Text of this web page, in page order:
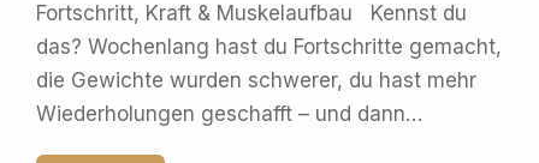
Fortschritt, Kraft & Muskelaufbau Kennst du
das? Wochenlang hast du Fortschritte gemacht,
die Gewichte wurden schwerer, du hast mehr
Wiederholungen geschafft – und dann…